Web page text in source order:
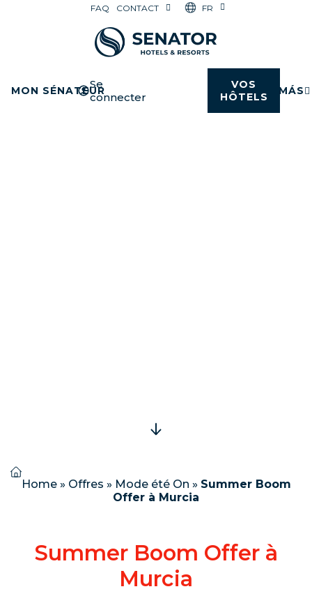
FAQ CONTACT FR
MON SÉNATEUR
Se
connecter
VOS
HÔTELS
MÁS
Home» Offres » Mode été On » Summer Boom
Offer à Murcia
Summer Boom Offer à
Murcia